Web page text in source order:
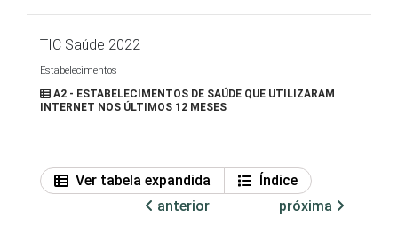
TIC Saúde 2022
Estabelecimentos
A2 - ESTABELECIMENTOS DE SAÚDE QUE UTILIZARAM
INTERNET NOS ÚLTIMOS 12 MESES
Ver tabela expandida
Índice
anterior
próxima